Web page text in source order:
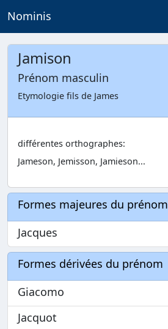
Nominis
Jamison
Prénom masculin
Etymologie fils de James
différentes orthographes:
Jameson, Jemisson, Jamieson...
Formes majeures du prénom
Jacques
Formes dérivées du prénom
Giacomo
Jacquot